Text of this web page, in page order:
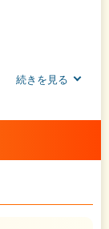
続きを見る